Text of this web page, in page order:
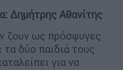
Δημήτρης Αθανίτης
ζουν ως πρόσφυγες
τα δύο παιδιά τους.
για να